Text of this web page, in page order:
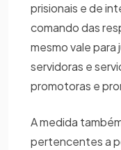
prisionais e de
comando das
mesmo vale para
servidoras e
promotoras e
A medida
pertencentes a